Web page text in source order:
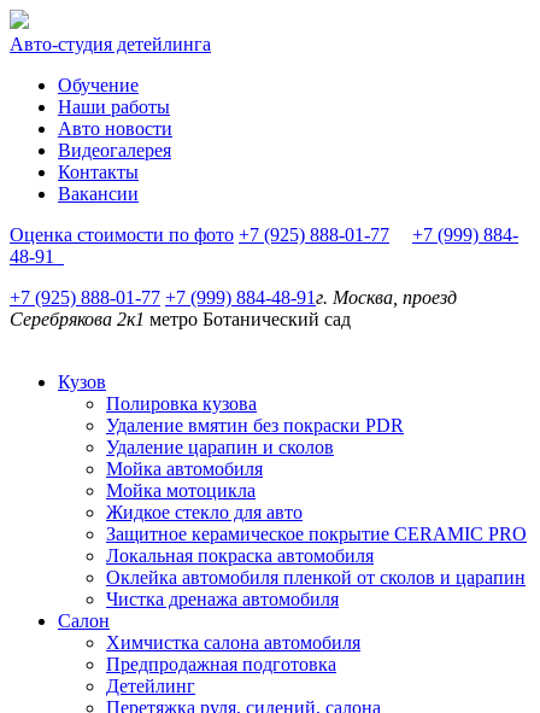
Авто-студия детейлинга
Обучение
Наши работы
Авто новости
Видеогалерея
Контакты
Вакансии
Оценка стоимости по фото +7 (925) 888-01-77
+7 (999) 884-
48-91
+7 (925) 888-01-77 +7 (999) 884-48-91г. Москва, проезд
Серебрякова 2к1 метро Ботанический сад
Кузов
Полировка кузова
Удаление вмятин без покраски PDR
Удаление царапин и сколов
Мойка автомобиля
Мойка мотоцикла
Жидкое стекло для авто
Защитное керамическое покрытие CERAMIC PRO
Локальная покраска автомобиля
Оклейка автомобиля пленкой от сколов и царапин
Чистка дренажа автомобиля
Салон
Химчистка салона автомобиля
Предпродажная подготовка
Детейлинг
Перетяжка руля, сидений, салона